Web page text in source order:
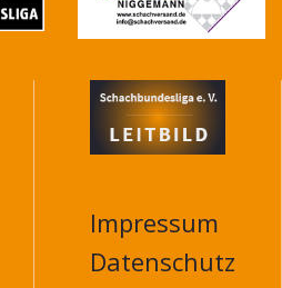
Impressum
Datenschutz